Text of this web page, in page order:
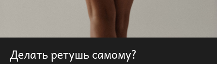
Делать ретушь самому?